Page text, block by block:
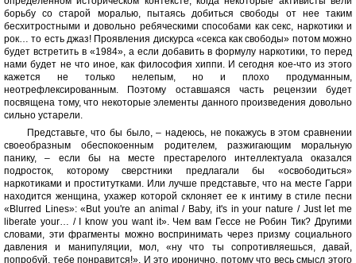
борьбу со старой моралью, пытаясь добиться свободы от нее таким
бесхитростными и довольно ребяческими способами как секс, наркотики и
рок… то есть джаз! Проявления дискурса «секса как свободы» потом можно
будет встретить в «1984», а если добавить в формулу наркотики, то перед
нами будет не что иное, как философия хиппи. И сегодня кое-что из этого
кажется не только нелепым, но и плохо продуманным,
неотрефлексированным. Поэтому оставшаяся часть рецензии будет
посвящена тому, что некоторые элементы данного произведения довольно
сильно устарели.
Представьте, что бы было, – надеюсь, не покажусь в этом сравнении
своеобразным обеспокоенным родителем, разжигающим моральную
панику, – если бы на месте престарелого интеллектуала оказался
подросток, которому сверстники предлагали бы «освободиться»
наркотиками и проститутками. Или лучше представьте, что на месте Гарри
находится женщина, ухажер которой склоняет ее к интиму в стиле песни
«Blurred Lines»: «But you're an animal / Baby, it's in your nature / Just let me
liberate your… / I know you want it». Чем вам Гессе не Робин Тик? Другими
словами, эти фрагменты можно воспринимать через призму социального
давления и манипуляции, мол, «ну что ты сопротивляешься, давай,
попробуй, тебе понравится!». И это иронично, потому что весь смысл этого